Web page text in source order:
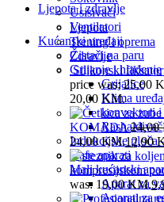
Usisivači
Ventilatori
Kućanski uređaji
Čistači na paru
Grijanje i hlađenje
Grijalice
Klima
konvektori i
Rashalđivač
Indukcijske ploča
Kafe aparati
Mali kućanski
Aparat za
Aparati za
Ljepota i zdravlje
Ljepota
Trening i oprema
Zdravlje
Silikonski
price was: 25,00
20,00 KM.
KOMADA24,00
24,00 KM.12,90
kompresijskom
was: 19,00 KM.